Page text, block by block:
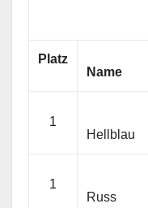
Platz
Name
1
Hellblau
1
Russ